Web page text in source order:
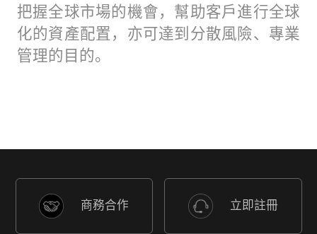
把握全球市場的機會，幫助客戶進行全球
化的資產配置，亦可達到分散風險、專業
管理的目的。
商務合作 立即註冊